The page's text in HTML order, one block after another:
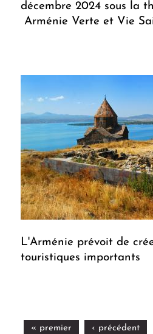
décembre 2024 sous la
Arménie Verte et Vie
L'Arménie prévoit de
touristiques importants
« premier ‹ précédent